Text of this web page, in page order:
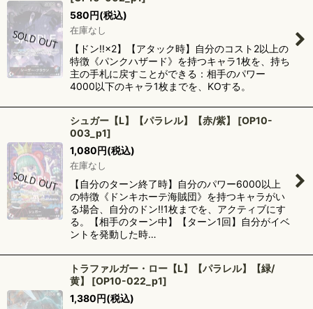
580円(税込)
在庫なし
【ドン!!×2】【アタック時】自分のコスト2以上の
特徴《パンクハザード》を持つキャラ1枚を、持ち
主の手札に戻すことができる：相手のパワー
4000以下のキャラ1枚までを、KOする。
シュガー【L】【パラレル】【赤/紫】 [OP10-
003_p1]
1,080円(税込)
在庫なし
【自分のターン終了時】自分のパワー6000以上
の特徴《ドンキホーテ海賊団》を持つキャラがい
る場合、自分のドン!!1枚までを、アクティブにす
る。【相手のターン中】【ターン1回】自分がイベ
ントを発動した時…
トラファルガー・ロー【L】【パラレル】【緑/
黄】
[OP10-022_p1]
1,380円(税込)